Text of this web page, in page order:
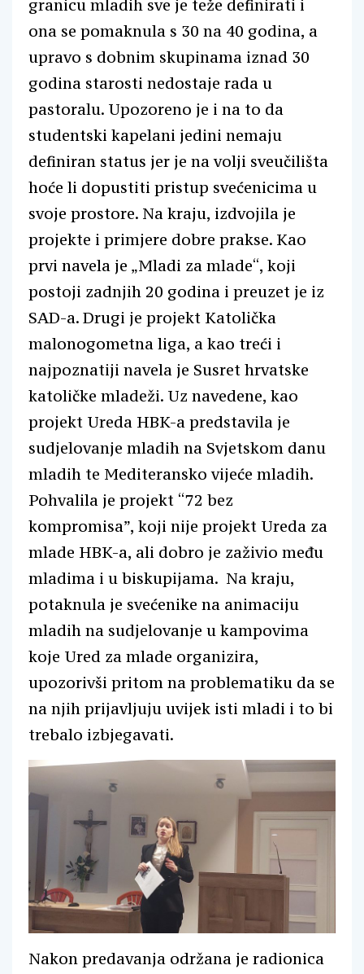
granicu mladih sve je teže definirati i
ona se pomaknula s 30 na 40 godina, a
upravo s dobnim skupinama iznad 30
godina starosti nedostaje rada u
pastoralu. Upozoreno je i na to da
studentski kapelani jedini nemaju
definiran status jer je na volji sveučilišta
hoće li dopustiti pristup svećenicima u
svoje prostore. Na kraju, izdvojila je
projekte i primjere dobre prakse. Kao
prvi navela je „Mladi za mlade“, koji
postoji zadnjih 20 godina i preuzet je iz
SAD-a. Drugi je projekt Katolička
malonogometna liga, a kao treći i
najpoznatiji navela je Susret hrvatske
katoličke mladeži. Uz navedene, kao
projekt Ureda HBK-a predstavila je
sudjelovanje mladih na Svjetskom danu
mladih te Mediteransko vijeće mladih.
Pohvalila je projekt “72 bez
kompromisa”, koji nije projekt Ureda za
mlade HBK-a, ali dobro je zaživio među
mladima i u biskupijama. Na kraju,
potaknula je svećenike na animaciju
mladih na sudjelovanje u kampovima
koje Ured za mlade organizira,
upozorivši pritom na problematiku da se
na njih prijavljuju uvijek isti mladi i to bi
trebalo izbjegavati.
Nakon predavanja održana je radionica